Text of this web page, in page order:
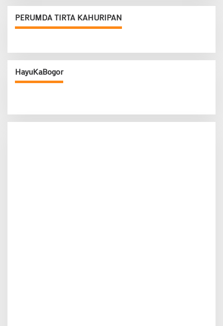
PERUMDA TIRTA KAHURIPAN
HayuKaBogor